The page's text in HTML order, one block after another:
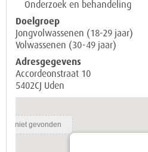
Onderzoek en behandeling
Doelgroep
Jongvolwassenen (18-29 jaar)
Volwassenen (30-49 jaar)
Adresgegevens
Accordeonstraat 10
5402CJ Uden